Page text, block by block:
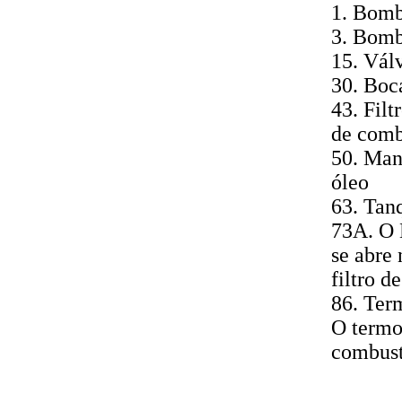
1.
3.
15.
30.
43.
de
50.
óleo
63.
73A. O
se abre
filtro
86.
O